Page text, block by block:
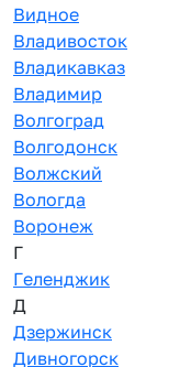
Видное
Владивосток
Владикавказ
Владимир
Волгоград
Волгодонск
Волжский
Вологда
Воронеж
Г
Геленджик
Д
Дзержинск
Дивногорск